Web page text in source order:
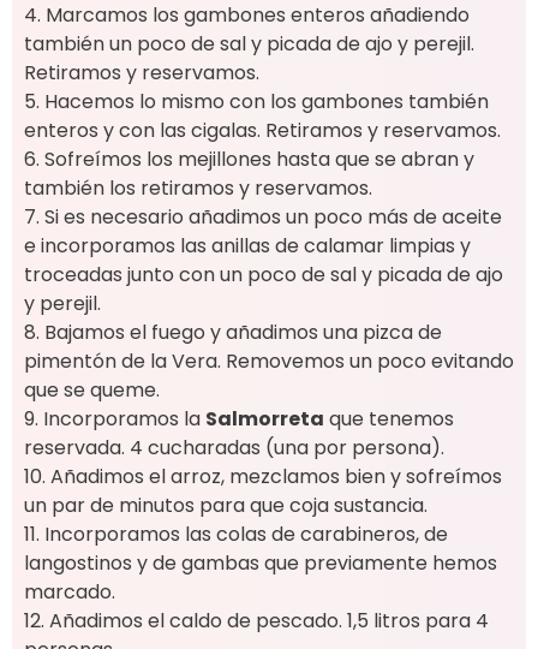
4. Marcamos los gambones enteros añadiendo
también un poco de sal y picada de ajo y perejil.
Retiramos y reservamos.
5. Hacemos lo mismo con los gambones también
enteros y con las cigalas. Retiramos y reservamos.
6. Sofreímos los mejillones hasta que se abran y
también los retiramos y reservamos.
7. Si es necesario añadimos un poco más de aceite
e incorporamos las anillas de calamar limpias y
troceadas junto con un poco de sal y picada de ajo
y perejil.
8. Bajamos el fuego y añadimos una pizca de
pimentón de la Vera. Removemos un poco evitando
que se queme.
9. Incorporamos la Salmorreta que tenemos
reservada. 4 cucharadas (una por persona).
10. Añadimos el arroz, mezclamos bien y sofreímos
un par de minutos para que coja sustancia.
11. Incorporamos las colas de carabineros, de
langostinos y de gambas que previamente hemos
marcado.
12. Añadimos el caldo de pescado. 1,5 litros para 4